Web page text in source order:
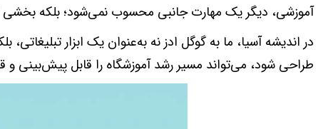
آموزشی، دیگر یک مهارت جانبی محسوب نمی‌شود؛ بلکه
در اندیشه آسیا، ما به گوگل ادز نه به‌عنوان یک ابزار تبلیغاتی،
طراحی شود، می‌تواند مسیر رشد آموزشگاه را قابل پیش‌بینی و